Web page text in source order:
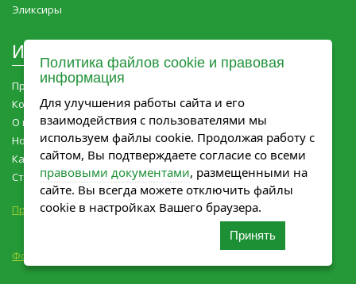
Эликсиры
Информация
Продукция Мелиген
Контакты
О компании
Новости компании
Карьера
Статьи
Правовые документы
Фото с сайта www.magnific.com
Политика файлов cookie и правовая
информация
Для улучшения работы сайта и его
взаимодействия с пользователями мы
используем файлы cookie. Продолжая работу с
сайтом, Вы подтверждаете согласие со всеми
правовыми документами, размещенными на
сайте. Вы всегда можете отключить файлы
cookie в настройках Вашего браузера.
Принять